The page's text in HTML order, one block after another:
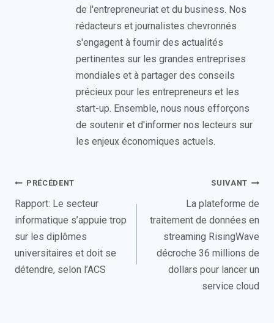
de l'entrepreneuriat et du business. Nos
rédacteurs et journalistes chevronnés
s'engagent à fournir des actualités
pertinentes sur les grandes entreprises
mondiales et à partager des conseils
précieux pour les entrepreneurs et les
start-up. Ensemble, nous nous efforçons
de soutenir et d'informer nos lecteurs sur
les enjeux économiques actuels.
Navigation
de
l’article
PRÉCÉDENT
Rapport: Le secteur
informatique s’appuie trop
sur les diplômes
universitaires et doit se
détendre, selon l’ACS
SUIVANT
La plateforme de
traitement de données en
streaming RisingWave
décroche 36 millions de
dollars pour lancer un
service cloud